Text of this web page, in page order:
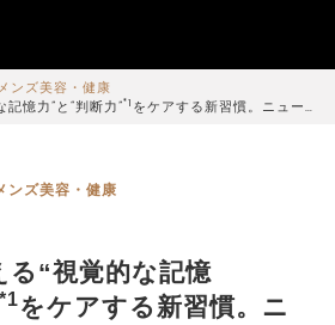
メンズ美容・健康
憶力”と“判断力”*1 をケアする新習慣。ニュー…
ンズ美容・健康
る“視覚的な記憶
*1をケアする新習慣。ニ